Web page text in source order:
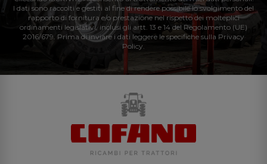
I dati sono raccolti e gestiti al fine di rendere possibile lo svolgimento del
rapporto di fornitura e/o prestazione nel rispetto dei molteplici
ordinamenti legislativi, inclusi gli artt. 13 e 14 del Regolamento (UE)
2016/679. Prima di inviare i dati leggere le specifiche sulla Privacy
Policy.